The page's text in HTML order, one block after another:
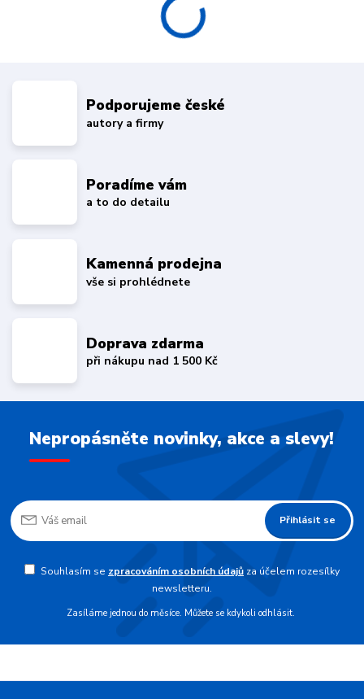
Podporujeme české
autory a firmy
Poradíme vám
a to do detailu
Kamenná prodejna
vše si prohlédnete
Doprava zdarma
při nákupu nad 1 500 Kč
Nepropásněte novinky, akce a slevy!
Přihlásit se
Souhlasím se zpracováním osobních údajůza účelem rozesílky
newsletteru.
Zasíláme jednou do měsíce. Můžete se kdykoli odhlásit.